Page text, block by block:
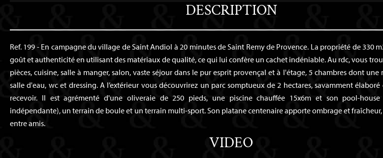
DESCRIPTION
Ref. 199 - En campagne du village de Saint Andiol à 20 minutes de Saint Remy de Provence. La propriété de 330
goût et authenticité en utilisant des matériaux de qualité, ce qui lui confère un cachet indéniable. Au rdc, vous
pièces, cuisine, salle à manger, salon, vaste séjour dans le pur esprit provençal et à l'étage, 5 chambres dont une
salle d'eau, wc et dressing. A l’extérieur vous découvrirez un parc somptueux de 2 hectares, savamment
recevoir. Il est agrémenté d'une oliveraie de 250 pieds, une piscine chauffée 15x6m et son pool-
indépendante), un terrain de boule et un terrain multi-sport. Son platane centenaire apporte ombrage et
entre amis.
VIDEO